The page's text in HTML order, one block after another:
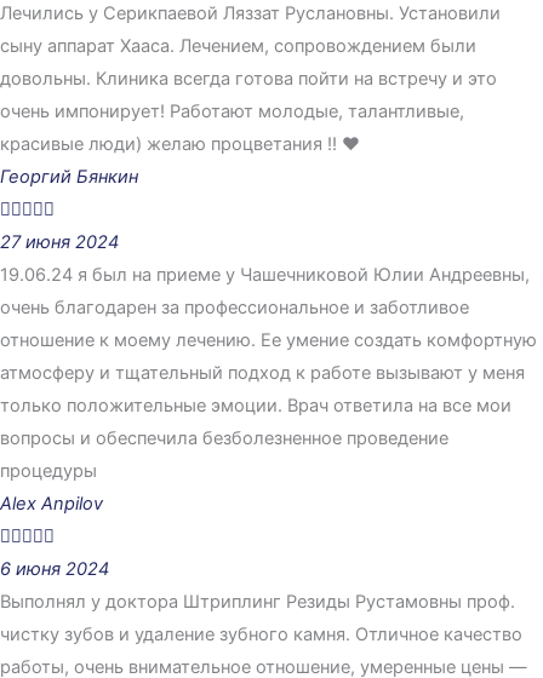
Лечились у Серикпаевой Ляззат Руслановны. Установили
сыну аппарат Хааса. Лечением, сопровождением были
довольны. Клиника всегда готова пойти на встречу и это
очень импонирует! Работают молодые, талантливые,
красивые люди) желаю процветания !! ❤️
Георгий Бянкин

27 июня 2024
19.06.24 я был на приеме у Чашечниковой Юлии Андреевны,
очень благодарен за профессиональное и заботливое
отношение к моему лечению. Ее умение создать комфортную
атмосферу и тщательный подход к работе вызывают у меня
только положительные эмоции. Врач ответила на все мои
вопросы и обеспечила безболезненное проведение
процедуры
Alex Anpilov

6 июня 2024
Выполнял у доктора Штриплинг Резиды Рустамовны проф.
чистку зубов и удаление зубного камня. Отличное качество
работы, очень внимательное отношение, умеренные цены —